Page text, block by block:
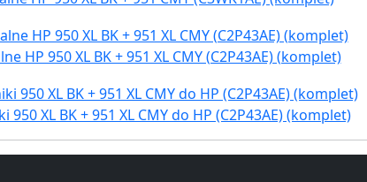
HP 950 XL BK + 951 XL CMY (C2P43AE) (komplet)
950 XL BK + 951 XL CMY do HP (C2P43AE) (komplet)